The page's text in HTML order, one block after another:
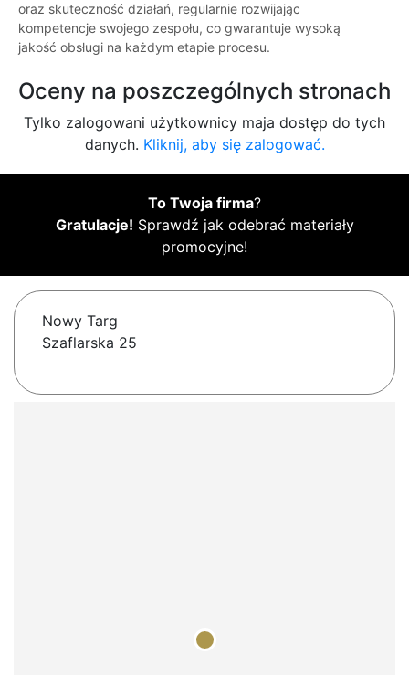
oraz skuteczność działań, regularnie rozwijając
kompetencje swojego zespołu, co gwarantuje wysoką
jakość obsługi na każdym etapie procesu.
Oceny na poszczególnych stronach
Tylko zalogowani użytkownicy maja dostęp do tych
danych. Kliknij, aby się zalogować.
To Twoja firma?
Gratulacje! Sprawdź jak odebrać materiały
promocyjne!
Nowy Targ
Szaflarska 25